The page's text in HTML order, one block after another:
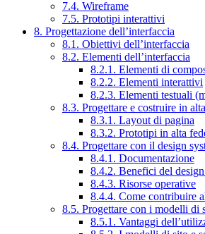
7.4. Wireframe
7.5. Prototipi interattivi
8. Progettazione dell’interfaccia
8.1. Obiettivi dell’interfaccia
8.2. Elementi dell’interfaccia
8.2.1. Elementi di
8.2.2. Elementi interattivi
8.2.3. Elementi testuali
8.3. Progettare e costruire in
8.3.1. Layout di pagina
8.3.2. Prototipi in alta
8.4. Progettare con il design
8.4.1. Documentazione
8.4.2. Benefici del
8.4.3. Risorse operative
8.4.4. Come contribuire
8.5. Progettare con i modelli di
8.5.1. Vantaggi